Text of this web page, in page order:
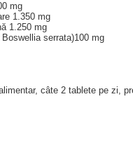
mg
1.350 mg
1.250 mg
serrata)100 mg
câte 2 tablete pe zi,